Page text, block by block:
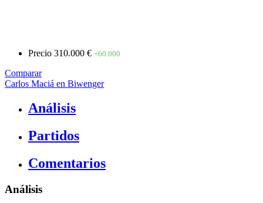
Precio 310.000 € +60.000
Comparar
Carlos Maciá en Biwenger
Análisis
Partidos
Comentarios
Análisis